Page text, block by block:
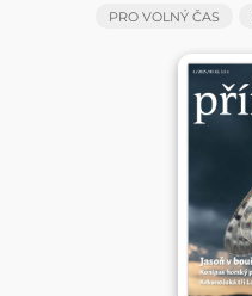
PRO VOLNÝ ČAS